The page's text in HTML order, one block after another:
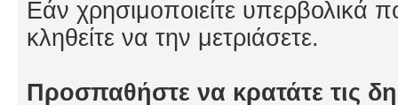
Εάν χρησιμοποιείτε υπερβολικά
κληθείτε να την μετριάσετε.
Προσπαθήστε να κρατάτε τις